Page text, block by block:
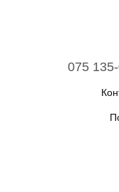
075